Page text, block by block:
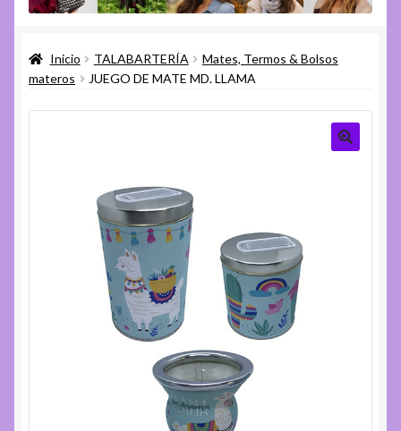
menú
Ayuda
menú
hijo
Inicio TALABARTERÍA
Mates, Termos & Bolsos
materos
JUEGO DE MATE MD. LLAMA